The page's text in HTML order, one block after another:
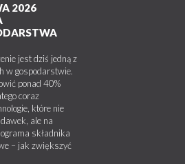
2026
jest dziś jedną z
w gospodarstwie.
ponad 40%
coraz
które nie
ale na
składnika
– jak zwiększyć